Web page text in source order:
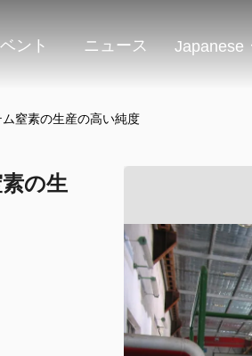
ント ニュース Japanese
窒素の生産の高い純度
の生